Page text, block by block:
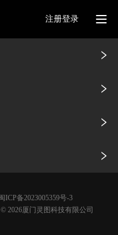
注册登录
ICP备2023005359号-3
© 2026厦门灵图科技有限公司